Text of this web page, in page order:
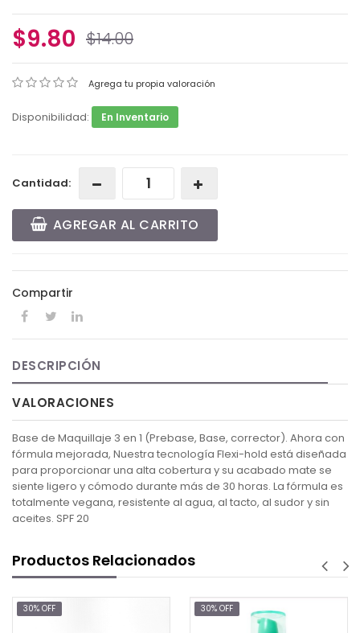
$9.80 $14.00
Agrega tu propia valoración
Disponibilidad: En Inventario
Cantidad:
AGREGAR AL CARRITO
Compartir
DESCRIPCIÓN
VALORACIONES
Base de Maquillaje 3 en 1 (Prebase, Base, corrector). Ahora con
fórmula mejorada, Nuestra tecnología Flexi-hold está diseñada
para proporcionar una alta cobertura y su acabado mate se
siente ligero y cómodo durante más de 30 horas. La fórmula es
totalmente vegana, resistente al agua, al tacto, al sudor y sin
aceites. SPF 20
Productos Relacionados